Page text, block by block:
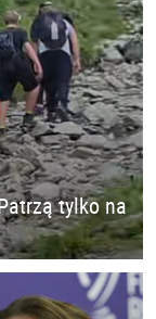
tylko na